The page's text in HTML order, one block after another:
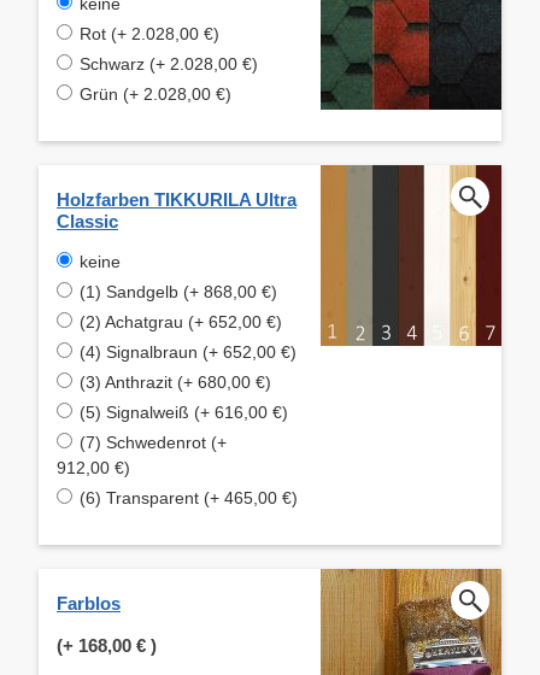
Rot (+ 2.028,00 €)
Schwarz (+ 2.028,00 €)
Grün (+ 2.028,00 €)
Holzfarben TIKKURILA Ultra
Classic
keine
(1) Sandgelb (+ 868,00 €)
(2) Achatgrau (+ 652,00 €)
(4) Signalbraun (+ 652,00 €)
(3) Anthrazit (+ 680,00 €)
(5) Signalweiß (+ 616,00 €)
(7) Schwedenrot (+
912,00 €)
(6) Transparent (+ 465,00 €)
Farblos
(+ 168,00 € )